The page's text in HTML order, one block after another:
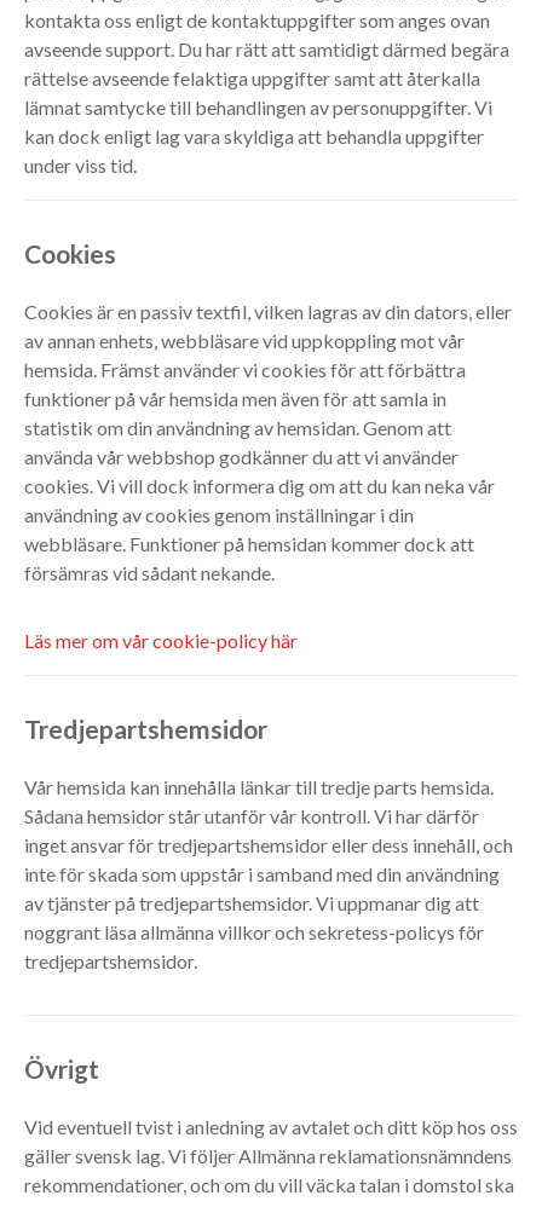
kontakta oss enligt de kontaktuppgifter som anges ovan
avseende support. Du har rätt att samtidigt därmed begära
rättelse avseende felaktiga uppgifter samt att återkalla
lämnat samtycke till behandlingen av personuppgifter. Vi
kan dock enligt lag vara skyldiga att behandla uppgifter
under viss tid.
Cookies
Cookies är en passiv textfil, vilken lagras av din dators, eller
av annan enhets, webbläsare vid uppkoppling mot vår
hemsida. Främst använder vi cookies för att förbättra
funktioner på vår hemsida men även för att samla in
statistik om din användning av hemsidan. Genom att
använda vår webbshop godkänner du att vi använder
cookies. Vi vill dock informera dig om att du kan neka vår
användning av cookies genom inställningar i din
webbläsare. Funktioner på hemsidan kommer dock att
försämras vid sådant nekande.
Läs mer om vår cookie-policy här
Tredjepartshemsidor
Vår hemsida kan innehålla länkar till tredje parts hemsida.
Sådana hemsidor står utanför vår kontroll. Vi har därför
inget ansvar för tredjepartshemsidor eller dess innehåll, och
inte för skada som uppstår i samband med din användning
av tjänster på tredjepartshemsidor. Vi uppmanar dig att
noggrant läsa allmänna villkor och sekretess-policys för
tredjepartshemsidor.
Övrigt
Vid eventuell tvist i anledning av avtalet och ditt köp hos oss
gäller svensk lag. Vi följer Allmänna reklamationsnämndens
rekommendationer, och om du vill väcka talan i domstol ska